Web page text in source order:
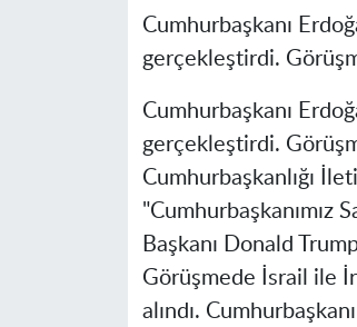
Cumhurbaşkanı
gerçekleştirdi.
Cumhurbaşkanı
gerçekleştirdi.
Cumhurbaşkanlığı
"Cumhurbaşkanımız
Başkanı Donald
Görüşmede İsrail ile
alındı.